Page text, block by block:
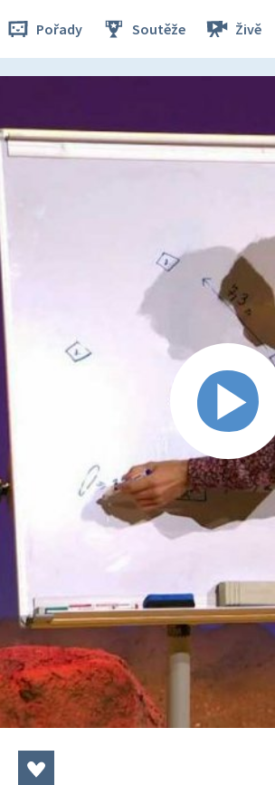
Pořady Soutěže Živě